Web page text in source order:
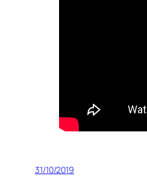
31/10/2019